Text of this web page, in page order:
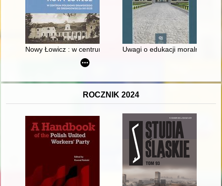
Nowy Łowicz : w centrum poligonu drawskiego od
Uwagi o edukacji moralnej
ROCZNIK 2024